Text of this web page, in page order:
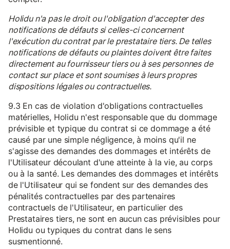
Holidu n'a pas le droit ou l'obligation d'accepter des
notifications de défauts si celles-ci concernent
l'exécution du contrat par le prestataire tiers. De telles
notifications de défauts ou plaintes doivent être faites
directement au fournisseur tiers ou à ses personnes de
contact sur place et sont soumises à leurs propres
dispositions légales ou contractuelles.
9.3 En cas de violation d'obligations contractuelles
matérielles, Holidu n'est responsable que du dommage
prévisible et typique du contrat si ce dommage a été
causé par une simple négligence, à moins qu'il ne
s'agisse des demandes des dommages et intérêts de
l'Utilisateur découlant d'une atteinte à la vie, au corps
ou à la santé. Les demandes des dommages et intérêts
de l'Utilisateur qui se fondent sur des demandes des
pénalités contractuelles par des partenaires
contractuels de l'Utilisateur, en particulier des
Prestataires tiers, ne sont en aucun cas prévisibles pour
Holidu ou typiques du contrat dans le sens
susmentionné.